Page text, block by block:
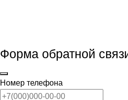
Форма обратной
Номер телефона